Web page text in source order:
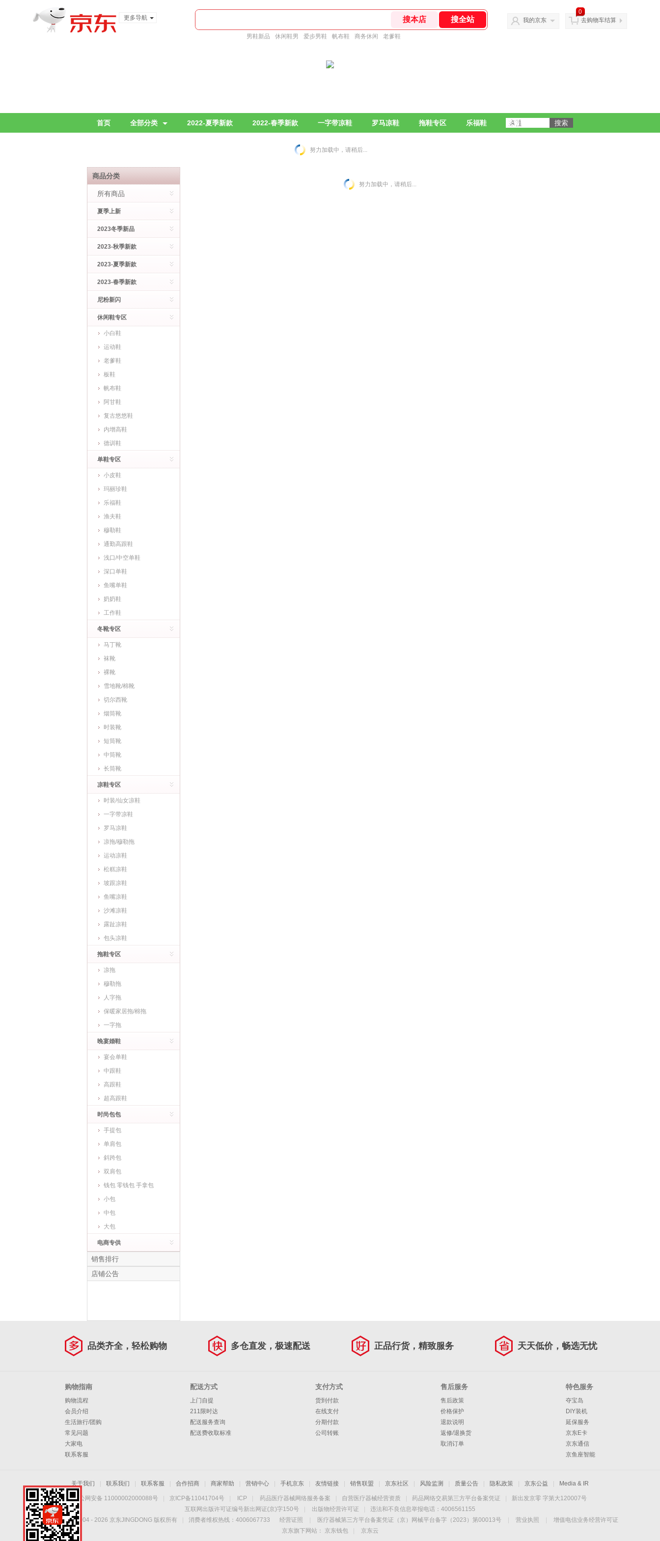
更多导航
男鞋新品 休闲鞋男 爱步男鞋 帆布鞋 商务休闲 老爹鞋
我的京东
0
去购物车结算
首页 全部分类 2022-夏季新款 2022-春季新款 一字带凉鞋 罗马凉鞋 拖鞋专区 乐福鞋 老爹鞋
努力加载中，请稍后...
商品分类
所有商品
夏季上新
2023冬季新品
2023-秋季新款
2023-夏季新款
2023-春季新款
尼粉新闪
休闲鞋专区
小白鞋
运动鞋
老爹鞋
板鞋
帆布鞋
阿甘鞋
复古悠悠鞋
内增高鞋
德训鞋
单鞋专区
小皮鞋
玛丽珍鞋
乐福鞋
渔夫鞋
穆勒鞋
通勤高跟鞋
浅口/中空单鞋
深口单鞋
鱼嘴单鞋
奶奶鞋
工作鞋
冬靴专区
马丁靴
袜靴
裸靴
雪地靴/棉靴
切尔西靴
烟筒靴
时装靴
短筒靴
中筒靴
长筒靴
凉鞋专区
时装/仙女凉鞋
一字带凉鞋
罗马凉鞋
凉拖/穆勒拖
运动凉鞋
松糕凉鞋
坡跟凉鞋
鱼嘴凉鞋
沙滩凉鞋
露趾凉鞋
包头凉鞋
拖鞋专区
凉拖
穆勒拖
人字拖
保暖家居拖/棉拖
一字拖
晚宴婚鞋
宴会单鞋
中跟鞋
高跟鞋
超高跟鞋
时尚包包
手提包
单肩包
斜跨包
双肩包
钱包 零钱包 手拿包
小包
中包
大包
电商专供
销售排行
店铺公告
努力加载中，请稍后...
品类齐全，轻松购物 多仓直发，极速配送 正品行货，精致服务 天天低价，畅选无忧
购物指南
购物流程
会员介绍
生活旅行/团购
常见问题
大家电
联系客服
配送方式
上门自提
211限时达
配送服务查询
配送费收取标准
支付方式
货到付款
在线支付
分期付款
公司转账
售后服务
售后政策
价格保护
退款说明
返修/退换货
取消订单
特色服务
夺宝岛
DIY装机
延保服务
京东E卡
京东通信
京鱼座智能
关于我们 联系我们 联系客服 合作招商 商家帮助 营销中心 手机京东 友情链接 销售联盟 京东社区 风险监测 质量公告 隐私政策 京东公益 Media & IR
京公网安备 11000002000088号 京ICP备11041704号 ICP 药品医疗器械网络服务备案 自营医疗器械经营资质 药品网络交易第三方平台备案凭证
新出发京零 字第大120007号
互联网出版许可证编号新出网证(京)字150号
出版物经营许可证
违法和不良信息举报电话：4006561155
Copyright © 2004 - 2026 京东JINGDONG 版权所有 消费者维权热线：4006067733 经营证照 医疗器械第三方平台备案凭证（京）网械平台备字（2023）第00013号 营业执照
增值电信业务经营许可证
京东旗下网站：
京东钱包 京东云
轻轻一扫，惊喜到
了。